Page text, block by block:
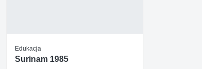
Edukacja
Surinam 1985